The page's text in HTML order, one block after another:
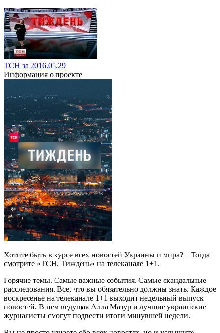
ТСН за 2016.05.29
Информация о проекте
Хотите быть в курсе всех новостей Украины и мира? – Тогда
смотрите «ТСН. Тиждень» на телеканале 1+1.
Горячие темы. Самые важные события. Самые скандальные
расследования. Все, что вы обязательно должны знать. Каждое
воскресенье на телеканале 1+1 выходит недельный выпуск
новостей. В нем ведущая Алла Мазур и лучшие украинские
журналисты смогут подвести итоги минувшей недели.